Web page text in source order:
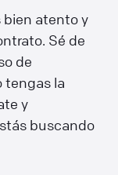
bien atento y
Sé de
de
tengas la
y
buscando